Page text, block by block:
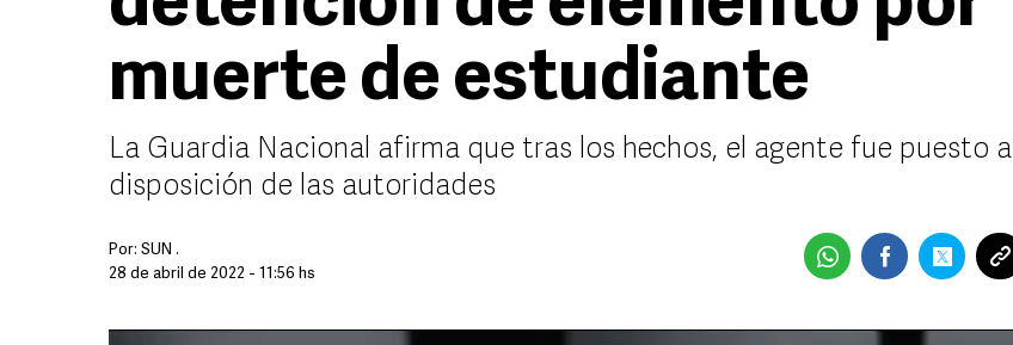
muerte de estudiante
La Guardia Nacional afirma que tras los hechos, el agente fue puesto a
disposición de las autoridades
Por: SUN .
28 de abril de 2022 - 11:56 hs